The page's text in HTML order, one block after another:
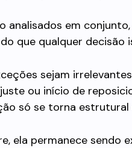
analisados em
que qualquer decisão
sejam
ou início de
só se torna
ela permanece sendo